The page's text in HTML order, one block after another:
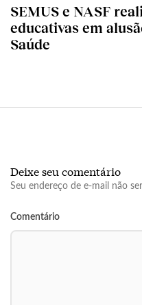
SEMUS e NASF
educativas em
Saúde
Deixe seu comentário
Seu endereço de e-mail não
Comentário